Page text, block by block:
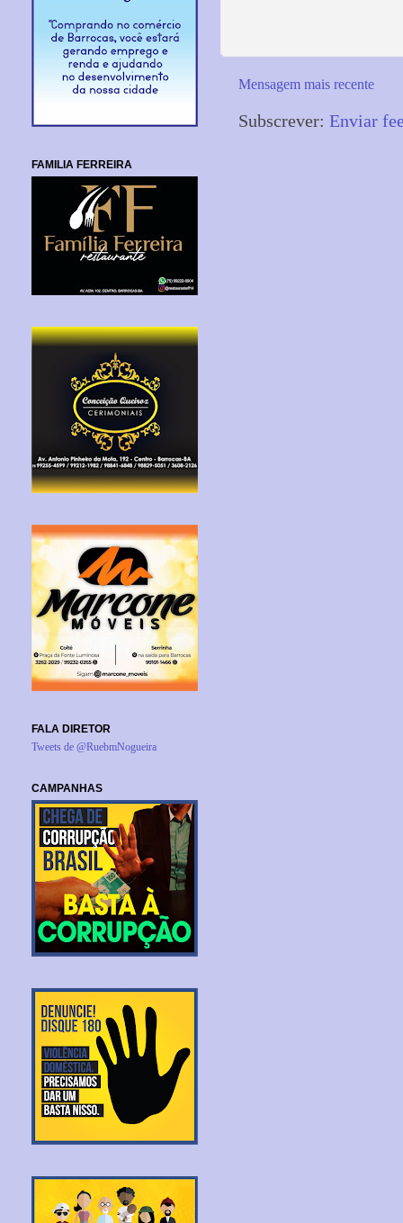
Mensagem mais recente
Subscrever: Enviar
FAMILIA FERREIRA
FALA DIRETOR
Tweets de @RuebmNogueira
CAMPANHAS